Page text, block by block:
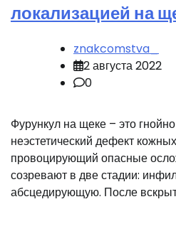
локализацией на
znakcomstva_
2 августа 2022
0
Фурункул на щеке – это
неэстетический дефект
провоцирующий опасные
созревают в две стадии:
абсцедирующую. После